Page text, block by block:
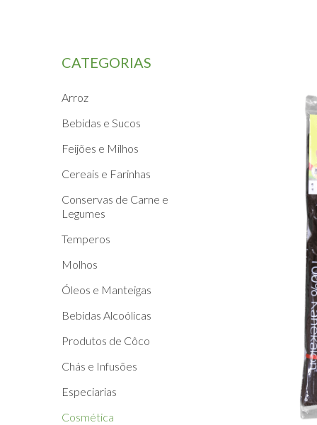
CATEGORIAS
Arroz
Bebidas e Sucos
Feijões e Milhos
Cereais e Farinhas
Conservas de Carne e
Legumes
Temperos
Molhos
Óleos e Manteigas
Bebidas Alcoólicas
Produtos de Côco
Chás e Infusões
Especiarias
Cosmética